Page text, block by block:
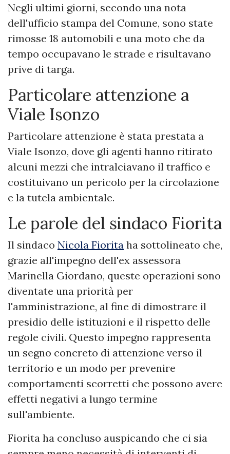
Negli ultimi giorni, secondo una nota
dell'ufficio stampa del Comune, sono state
rimosse 18 automobili e una moto che da
tempo occupavano le strade e risultavano
prive di targa.
Particolare attenzione a
Viale Isonzo
Particolare attenzione è stata prestata a
Viale Isonzo, dove gli agenti hanno ritirato
alcuni mezzi che intralciavano il traffico e
costituivano un pericolo per la circolazione
e la tutela ambientale.
Le parole del sindaco Fiorita
Il sindaco Nicola Fiorita ha sottolineato che,
grazie all'impegno dell'ex assessora
Marinella Giordano, queste operazioni sono
diventate una priorità per
l'amministrazione, al fine di dimostrare il
presidio delle istituzioni e il rispetto delle
regole civili. Questo impegno rappresenta
un segno concreto di attenzione verso il
territorio e un modo per prevenire
comportamenti scorretti che possono avere
effetti negativi a lungo termine
sull'ambiente.
Fiorita ha concluso auspicando che ci sia